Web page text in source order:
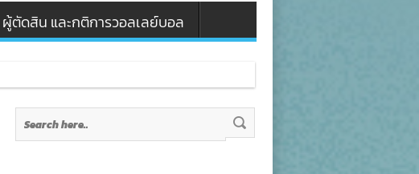
ผู้ตัดสิน และกติการวอลเลย์บอล
/ U18